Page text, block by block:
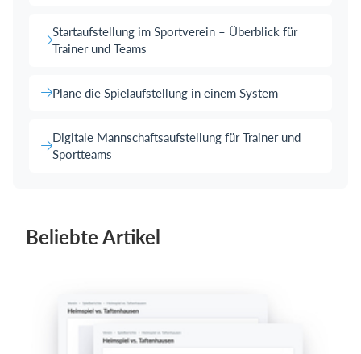
Startaufstellung im Sportverein – Überblick für
Trainer und Teams
Plane die Spielaufstellung in einem System
Digitale Mannschaftsaufstellung für Trainer und
Sportteams
Beliebte Artikel